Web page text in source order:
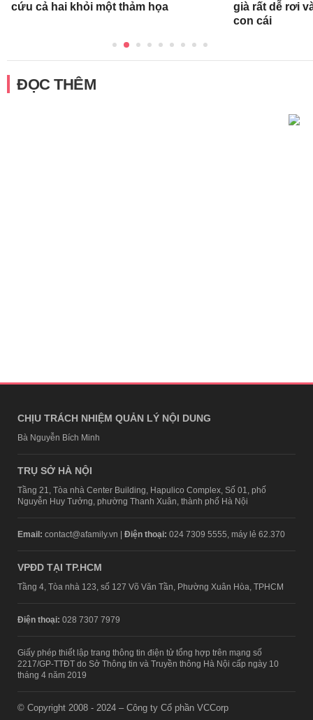
cứu cả hai khỏi một thảm họa
già rất dễ rơi
con cái
ĐỌC THÊM
CHỊU TRÁCH NHIỆM QUẢN LÝ NỘI DUNG
Bà Nguyễn Bích Minh
TRỤ SỞ HÀ NỘI
Tầng 21, Tòa nhà Center Building, Hapulico Complex, Số 01, phố
Nguyễn Huy Tưởng, phường Thanh Xuân, thành phố Hà Nội
Email: contact@afamily.vn | Điện thoại: 024 7309 5555, máy lẻ 62.370
VPĐD TẠI TP.HCM
Tầng 4, Tòa nhà 123, số 127 Võ Văn Tần, Phường Xuân Hòa, TPHCM
Điện thoại: 028 7307 7979
Giấy phép thiết lập trang thông tin điện tử tổng hợp trên mạng số
2217/GP-TTĐT do Sở Thông tin và Truyền thông Hà Nội cấp ngày 10
tháng 4 năm 2019
© Copyright 2008 - 2024 – Công ty Cổ phần VCCorp